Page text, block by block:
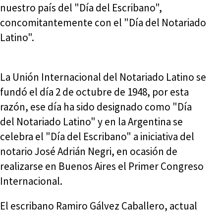
nuestro país del "Día del Escribano",
concomitantemente con el "Día del Notariado
Latino".
La Unión Internacional del Notariado Latino se
fundó el día 2 de octubre de 1948, por esta
razón, ese día ha sido designado como "Día
del Notariado Latino" y en la Argentina se
celebra el "Día del Escribano" a iniciativa del
notario José Adrián Negri, en ocasión de
realizarse en Buenos Aires el Primer Congreso
Internacional.
El escribano Ramiro Gálvez Caballero, actual